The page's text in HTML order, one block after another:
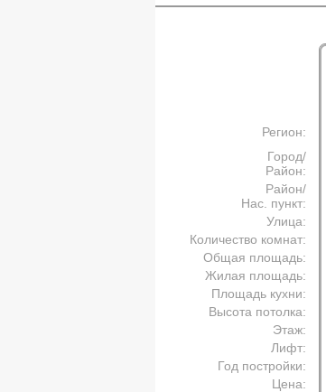
Регион:
Город/
Район:
Район/
Нас. пункт:
Улица:
Количество комнат:
Общая площадь:
Жилая площадь:
Площадь кухни:
Высота потолка:
Этаж:
Лифт:
Год постройки:
Цена: